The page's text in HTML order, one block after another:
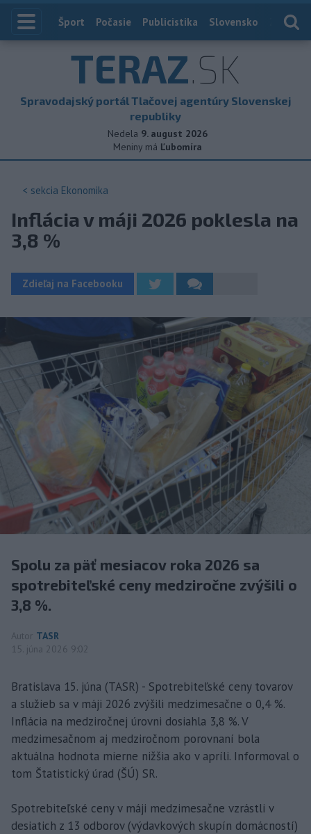
Index
Šport Počasie Publicistika Slovensko
TERAZ.SK
Spravodajský portál Tlačovej agentúry Slovenskej
republiky
Nedela 9. august 2026
Meniny má Ľubomíra
< sekcia Ekonomika
Inflácia v máji 2026 poklesla na
3,8 %
Zdieľaj na Facebooku
Spolu za päť mesiacov roka 2026 sa
spotrebiteľské ceny medziročne zvýšili o
3,8 %.
Autor TASR
15. júna 2026 9:02
Bratislava 15. júna (TASR) - Spotrebiteľské ceny tovarov
a služieb sa v máji 2026 zvýšili medzimesačne o 0,4 %.
Inflácia na medziročnej úrovni dosiahla 3,8 %. V
medzimesačnom aj medziročnom porovnaní bola
aktuálna hodnota mierne nižšia ako v apríli. Informoval o
tom Štatistický úrad (ŠÚ) SR.
Spotrebiteľské ceny v máji medzimesačne vzrástli v
desiatich z 13 odborov (výdavkových skupín domácností)